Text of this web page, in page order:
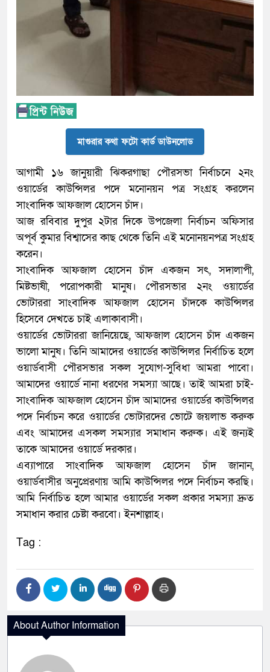
মাগুরার কথা ফটো কার্ড ডাউনলোড
আগামী ১৬ জানুয়ারী ঝিকরগাছা পৌরসভা নির্বাচনে ২নং
ওয়ার্ডের কাউন্সিলর পদে মনোনয়ন পত্র সংগ্রহ করলেন
সাংবাদিক আফজাল হোসেন চাঁদ।
আজ রবিবার দুপুর ২টার দিকে উপজেলা নির্বাচন অফিসার
অপূর্ব কুমার বিশ্বাসের কাছ থেকে তিনি এই মনোনয়নপত্র সংগ্রহ
করেন।
সাংবাদিক আফজাল হোসেন চাঁদ একজন সৎ, সদালাপী,
মিষ্টভাষী, পরোপকারী মানুষ। পৌরসভার ২নং ওয়ার্ডের
ভোটাররা সাংবাদিক আফজাল হোসেন চাঁদকে কাউন্সিলর
হিসেবে দেখতে চাই এলাকাবাসী।
ওয়ার্ডের ভোটাররা জানিয়েছে, আফজাল হোসেন চাঁদ একজন
ভালো মানুষ। তিনি আমাদের ওয়ার্ডের কাউন্সিলর নির্বাচিত হলে
ওয়ার্ডবাসী পৌরসভার সকল সুযোগ-সুবিধা আমরা পাবো।
আমাদের ওয়ার্ডে নানা ধরণের সমস্যা আছে। তাই আমরা চাই-
সাংবাদিক আফজাল হোসেন চাঁদ আমাদের ওয়ার্ডের কাউন্সিলর
পদে নির্বাচন করে ওয়ার্ডের ভোটারদের ভোটে জয়লাভ করুক
এবং আমাদের এসকল সমস্যার সমাধান করুক। এই জন্যই
তাকে আমাদের ওয়ার্ডে দরকার।
এব্যাপারে সাংবাদিক আফজাল হোসেন চাঁদ জানান,
ওয়ার্ডবাসীর অনুপ্রেরণায় আমি কাউন্সিলর পদে নির্বাচন করছি।
আমি নির্বাচিত হলে আমার ওয়ার্ডের সকল প্রকার সমস্যা দ্রুত
সমাধান করার চেষ্টা করবো। ইনশাল্লাহ।
Tag :
About Author Information